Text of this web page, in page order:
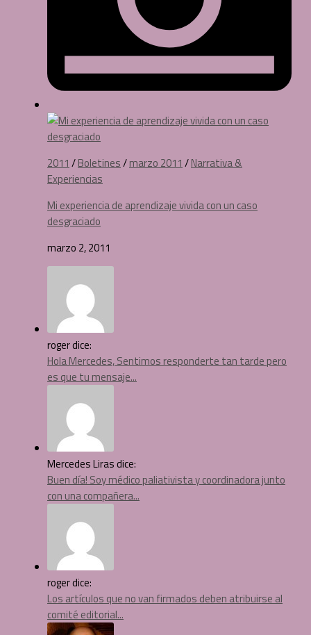
2011 /Boletines/marzo 2011 /Narrativa &
Experiencias
Mi experiencia de aprendizaje vivida con un caso
desgraciado
marzo 2, 2011
roger dice:
Hola Mercedes, Sentimos responderte tan tarde pero
es que tu mensaje...
Mercedes Liras dice:
Buen día! Soy médico paliativista y coordinadora junto
con una compañera...
roger dice:
Los artículos que no van firmados deben atribuirse al
comité editorial...